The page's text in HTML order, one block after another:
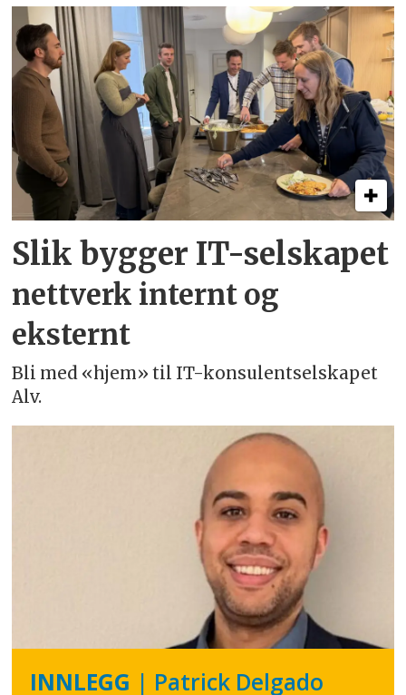
Slik bygger IT-selskapet
nettverk internt og
eksternt
Bli med «hjem» til IT-konsulentselskapet
Alv.
INNLEGG | Patrick Delgado